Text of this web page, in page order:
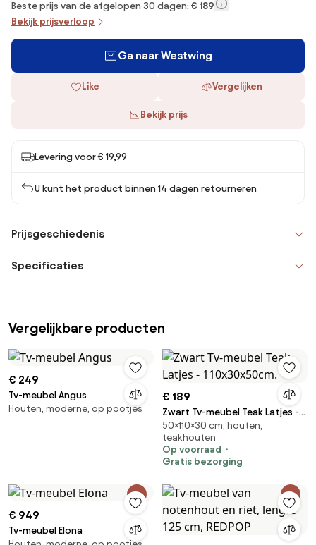
Beste prijs van de afgelopen 30 dagen: € 189
Bekijk prijsverloop
Ga naar Westwing
Like Vergelijken
Bekijk prijs
Levering voor € 19,99
U kunt het product binnen 14 dagen retourneren
Prijsgeschiedenis
Specificaties
Vergelijkbare producten
€ 249
Tv-meubel Angus
Houten, moderne, op pootjes
€ 189
Zwart Tv-meubel Teak Latjes -
110x30x50cm.
50×110×30 cm, houten,
teakhouten
Op voorraad
Gratis bezorging
€ 949
Tv-meubel Elona